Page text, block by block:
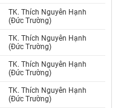
TK. Thích Nguyên Hạnh
(Đức Trường)
TK. Thích Nguyên Hạnh
(Đức Trường)
TK. Thích Nguyên Hạnh
(Đức Trường)
TK. Thích Nguyên Hạnh
(Đức Trường)